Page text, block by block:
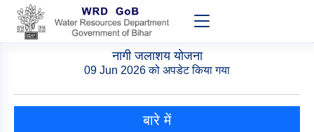
नागी जलाशय योजना
09 Jun 2026 को अपडेट किया गया
बारे में